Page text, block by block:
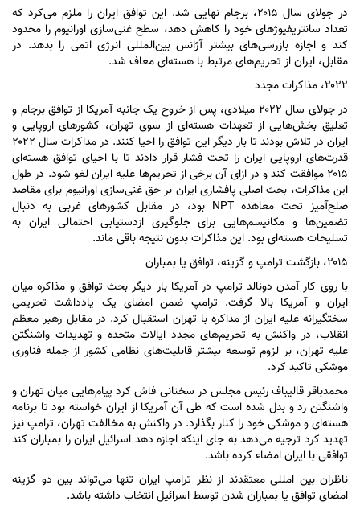
در جولای سال ۲۰۱۵، برجام نهایی شد. این توافق ایران را ملزم می‌کرد که
تعداد سانتریفیوژ‌های خود را کاهش دهد، سطح غنی‌سازی اورانیوم را محدود
کند و اجازه بازرسی‌های بیشتر آژانس بین‌المللی انرژی اتمی را بدهد. در
مقابل، ایران از تحریم‌های مرتبط با هسته‌ای معاف شد.
۲۰۲۲، مذاکرات مجدد
در جولای سال ۲۰۲۲ میلادی، پس از خروج یک جانبه آمریکا از توافق برجام و
تعلیق بخش‌هایی از تعهدات هسته‌ای از سوی تهران، کشور‌های اروپایی و
ایران در تلاش بودند تا بار دیگر این توافق را احیا کنند. در مذاکرات سال ۲۰۲۲
قدرت‌های اروپایی ایران را تحت فشار قرار دادند تا با احیای توافق هسته‌ای
۲۰۱۵ موافقت کند و در ازای آن برخی از تحریم‌ها علیه ایران لغو شود. در طول
این مذاکرات، بحث اصلی پافشاری ایران بر حق غنی‌سازی اورانیوم برای مقاصد
صلح‌آمیز تحت معاهده NPT بود، در مقابل کشور‌های غربی به دنبال
تضمین‌ها و مکانیسم‌هایی برای جلوگیری ازدستیابی احتمالی ایران به
تسلیحات هسته‌ای بود. این مذاکرات بدون نتیجه باقی ماند.
۲۰۱۵، بازگشت ترامپ و گزینه، توافق یا بمباران
با روی کار آمدن دونالد ترامپ در آمریکا بار دیگر بحث توافق و مذاکره میان
ایران و آمریکا بالا گرفت. ترامپ ضمن امضای یک یادداشت تحریمی
سختگیرانه علیه ایران از مذاکره با تهران استقبال کرد. در مقابل رهبر معظم
انقلاب، در واکنش به تحریم‌های مجدد ایالات متحده و تهدیدات واشنگتن
علیه تهران، بر لزوم توسعه بیشتر قابلیت‌های نظامی کشور از جمله فناوری
موشکی تاکید کرد.
محمدباقر قالیباف رئیس مجلس در سخنانی فاش کرد پیام‌هایی میان تهران و
واشنگتن رد و بدل شده است که طی آن آمریکا از ایران خواسته بود تا برنامه
هسته‌ای و موشکی خود را کنار بگذارد. در واکنش به مخالفت تهران، ترامپ نیز
تهدید کرد ترجیه می‌دهد به جای اینکه اجازه دهد اسرائیل ایران را بمباران کند
توافقی با ایران امضاء کرده باشد.
ناظران بین امللی معتقدند از نظر ترامپ ایران تنها می‌تواند بین دو گزینه
امضای توافق یا بمباران شدن توسط اسرائیل انتخاب داشته باشد.